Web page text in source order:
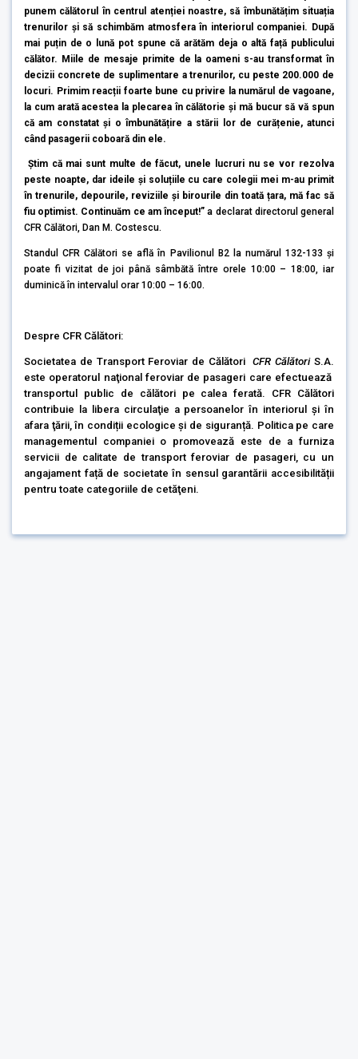
punem călătorul în centrul atenției noastre, să îmbunătățim situația
trenurilor și să schimbăm atmosfera în interiorul companiei. După
mai puțin de o lună pot spune că arătăm deja o altă față publicului
călător. Miile de mesaje primite de la oameni s-au transformat în
decizii concrete de suplimentare a trenurilor, cu peste 200.000 de
locuri. Primim reacții foarte bune cu privire la numărul de vagoane,
la cum arată acestea la plecarea în călătorie și mă bucur să vă spun
că am constatat și o îmbunătățire a stării lor de curățenie, atunci
când pasagerii coboară din ele.
Știm că mai sunt multe de făcut, unele lucruri nu se vor rezolva
peste noapte, dar ideile și soluțiile cu care colegii mei m-au primit
în trenurile, depourile, reviziile și birourile din toată țara, mă fac să
fiu optimist. Continuăm ce am început!”a declarat directorul general
CFR Călători, Dan M. Costescu.
Standul CFR Călători se află în Pavilionul B2 la numărul 132-133 și
poate fi vizitat de joi până sâmbătă între orele 10:00 – 18:00, iar
duminică în intervalul orar 10:00 – 16:00.
Despre CFR Călători:
Societatea de Transport Feroviar de CălătoriCFR CălătoriS.A.
este operatorul naţional feroviar de pasageri care efectuează
transportul public de călători pe calea ferată. CFR Călători
contribuie la libera circulaţie a persoanelor în interiorul şi în
afara ţării, în condiții ecologice și de siguranță. Politica pe care
managementul companiei o promovează este de a furniza
servicii de calitate de transport feroviar de pasageri, cu un
angajament față de societate în sensul garantării accesibilității
pentru toate categoriile de cetăţeni.